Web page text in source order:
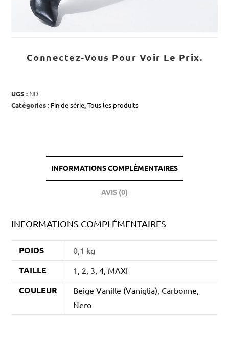
Connectez-Vous Pour Voir Le Prix.
UGS : ND
Catégories : Fin de série,Tous les produits
INFORMATIONS COMPLÉMENTAIRES
AVIS (0)
INFORMATIONS COMPLÉMENTAIRES
POIDS 0,1 kg
TAILLE 1, 2, 3, 4, MAXI
COULEUR
Beige Vanille (Vaniglia), Carbonne,
Nero